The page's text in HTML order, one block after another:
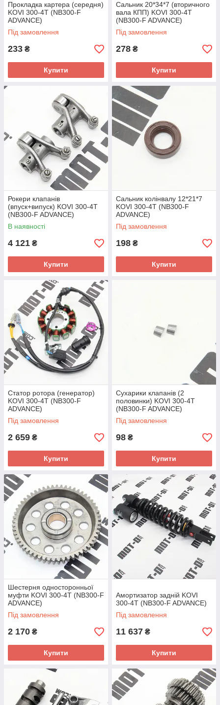
Прокладка картера (середня)
KOVI 300-4T (NB300-F
ADVANCE)
Під замовлення
233 ₴
Купити
Сальник 20*34*7 (вторичного
вала КПП) KOVI 300-4T
(NB300-F ADVANCE)
Під замовлення
278 ₴
Купити
Рокери клапанів
(впуск+випуск) KOVI 300-4T
(NB300-F ADVANCE)
В наявності
4 121 ₴
Купити
Сальник колінвалу 12*21*7
KOVI 300-4T (NB300-F
ADVANCE)
Під замовлення
198 ₴
Купити
Статор ротора (генератор)
KOVI 300-4T (NB300-F
ADVANCE)
Під замовлення
2 659 ₴
Купити
Сухарики клапанів (2
половинки) KOVI 300-4T
(NB300-F ADVANCE)
Під замовлення
98 ₴
Купити
Шестерня односторонньої
муфти KOVI 300-4T (NB300-F
ADVANCE)
Під замовлення
2 170 ₴
Купити
Амортизатор задній KOVI
300-4T (NB300-F ADVANCE)
Під замовлення
11 637 ₴
Купити